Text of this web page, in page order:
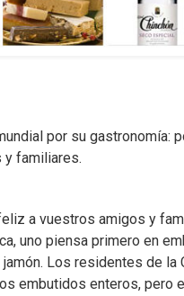
por su gastronomía:
y familiares.
a vuestros amigos y
uno piensa primero en
Los residentes de la
embutidos enteros, pero